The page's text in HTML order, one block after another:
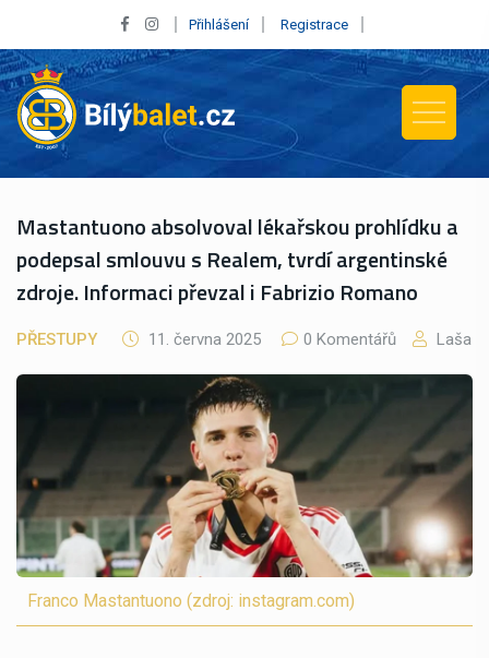
Přihlášení Registrace
Mastantuono absolvoval lékařskou prohlídku a
podepsal smlouvu s Realem, tvrdí argentinské
zdroje. Informaci převzal i Fabrizio Romano
PŘESTUPY 11. června 2025 0 Komentářů Laša
Franco Mastantuono (zdroj: instagram.com)